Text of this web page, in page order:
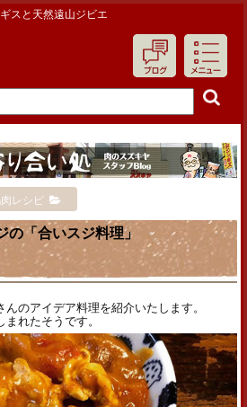
スと天然遠山ジビエ
レシピ
の「合いスジ料理」
のアイデア料理を紹介いたします。
れたそうです。